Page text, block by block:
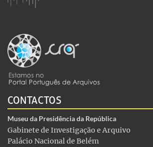
CONTACTOS
Museu da Presidência da República
Gabinete de Investigação e Arquivo
Palácio Nacional de Belém